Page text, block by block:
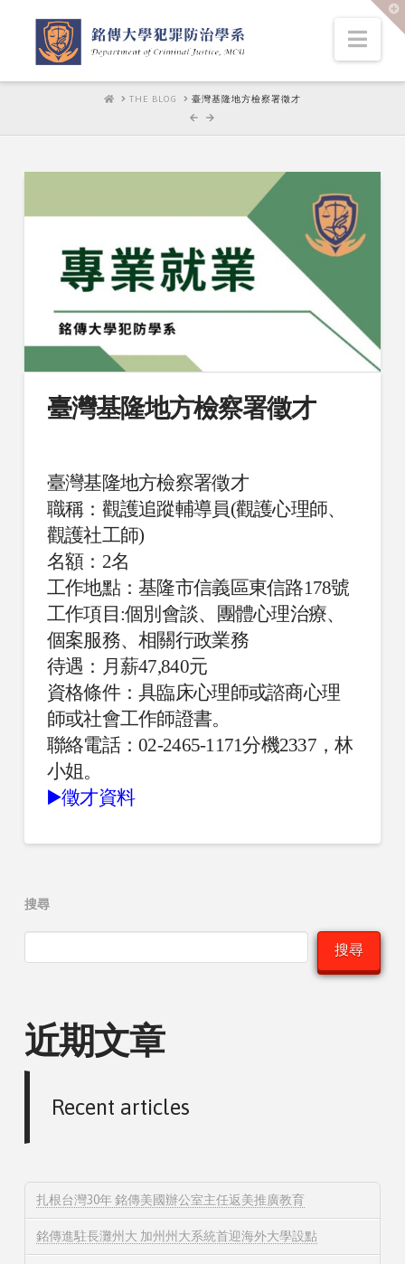
HOMETHE BLOG 臺灣基隆地方檢察署徵才
臺灣基隆地方檢察署徵才
臺灣基隆地方檢察署徵才
職稱：觀護追蹤輔導員(觀護心理師、
觀護社工師)
名額：2名
工作地點：基隆市信義區東信路178號
工作項目:個別會談、團體心理治療、
個案服務、相關行政業務
待遇：月薪47,840元
資格條件：具臨床心理師或諮商心理
師或社會工作師證書。
聯絡電話：02-2465-1171分機2337，林
小姐。
▶️徵才資料
搜尋
搜尋
近期文章
Recent articles
扎根台灣30年 銘傳美國辦公室主任返美推廣教育
銘傳進駐長灘州大 加州州大系統首迎海外大學設點